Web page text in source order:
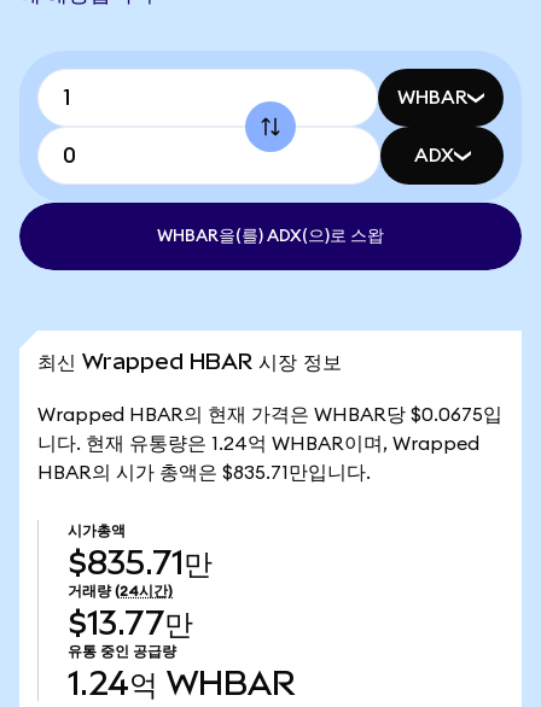
WHBAR
ADX
WHBAR을(를) ADX(으)로 스왑
최신 Wrapped HBAR 시장 정보
Wrapped HBAR의 현재 가격은 WHBAR당 $0.0675입
니다. 현재 유통량은 1.24억 WHBAR이며, Wrapped
HBAR의 시가 총액은 $835.71만입니다.
시가총액
$835.71만
거래량 (24시간)
$13.77만
유통 중인 공급량
1.24억 WHBAR